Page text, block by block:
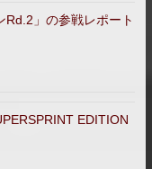
Rd.2」の参戦レポート
EDITION